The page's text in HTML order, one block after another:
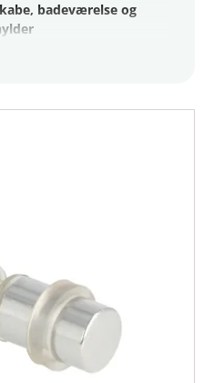
badeværelse og
og praktisk løsning, når
glas skaber et let og
beslag til åbne
du et bredt udvalg her på
glashyldeholdere med
andre beslag for at skabe
udtryk i hjemmet.
sammen med moderne
, hvor de bidrager til et